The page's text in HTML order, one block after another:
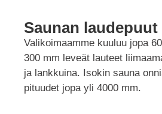
Saunan laudepuut
Valikoimaamme kuuluu jopa
300 mm leveät lauteet
ja lankkuina. Isokin sauna
pituudet jopa yli 4000 mm.